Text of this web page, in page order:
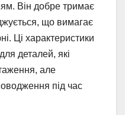
Він добре тримає
що вимагає
Ці характеристики
деталей, які
але
під час